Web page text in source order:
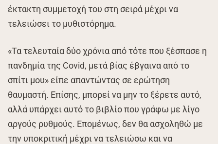
έκτακτη συμμετοχή του στη σειρά μέχρι να
τελειώσει το μυθιστόρημα.
«Τα τελευταία δύο χρόνια από τότε που ξέσπασε η
πανδημία της Covid, μετά βίας έβγαινα από το
σπίτι μου» είπε απαντώντας σε ερώτηση
θαυμαστή. Επίσης, μπορεί να μην το ξέρετε αυτό,
αλλά υπάρχει αυτό το βιβλίο που γράφω με λίγο
αργούς ρυθμούς. Επομένως, δεν θα ασχοληθώ με
την υποκριτική μέχρι να τελειώσω και να